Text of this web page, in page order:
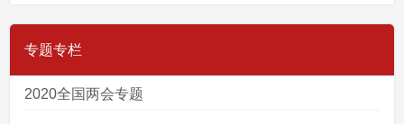
专题专栏
2020全国两会专题